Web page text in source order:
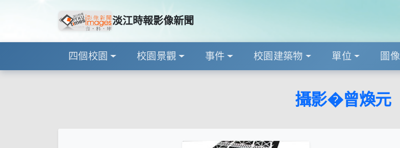
淡江時報影像新聞
四個校園 校園景觀 事件 校園建築物 單位 圖像
攝影�曾煥元